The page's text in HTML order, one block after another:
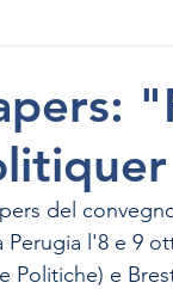
del
Perugia l'8 e 9
Politiche) e